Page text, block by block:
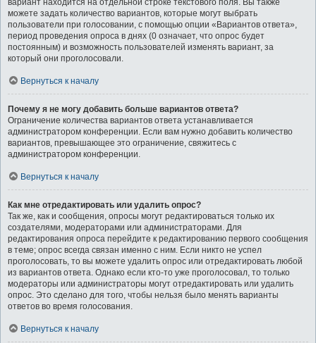
вариант находится на отдельной строке текстового поля. Вы также
можете задать количество вариантов, которые могут выбрать
пользователи при голосовании, с помощью опции «Вариантов ответа»,
период проведения опроса в днях (0 означает, что опрос будет
постоянным) и возможность пользователей изменять вариант, за
который они проголосовали.
Вернуться к началу
Почему я не могу добавить больше вариантов ответа?
Ограничение количества вариантов ответа устанавливается
администратором конференции. Если вам нужно добавить количество
вариантов, превышающее это ограничение, свяжитесь с
администратором конференции.
Вернуться к началу
Как мне отредактировать или удалить опрос?
Так же, как и сообщения, опросы могут редактироваться только их
создателями, модераторами или администраторами. Для
редактирования опроса перейдите к редактированию первого сообщения
в теме; опрос всегда связан именно с ним. Если никто не успел
проголосовать, то вы можете удалить опрос или отредактировать любой
из вариантов ответа. Однако если кто-то уже проголосовал, то только
модераторы или администраторы могут отредактировать или удалить
опрос. Это сделано для того, чтобы нельзя было менять варианты
ответов во время голосования.
Вернуться к началу